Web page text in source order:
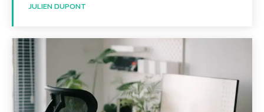
JULIEN DUPONT